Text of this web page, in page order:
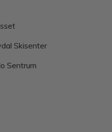
Skisenter
Sentrum